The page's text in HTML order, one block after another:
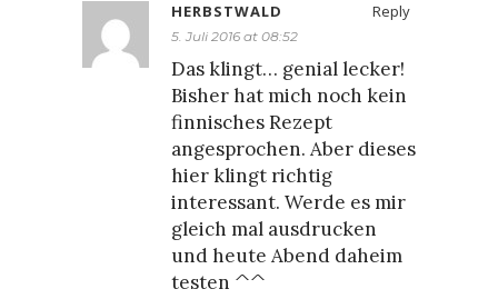
Reply
HERBSTWALD
5. Juli 2016 at 08:52
Das klingt… genial lecker!
Bisher hat mich noch kein
finnisches Rezept
angesprochen. Aber dieses
hier klingt richtig
interessant. Werde es mir
gleich mal ausdrucken
und heute Abend daheim
testen ^^